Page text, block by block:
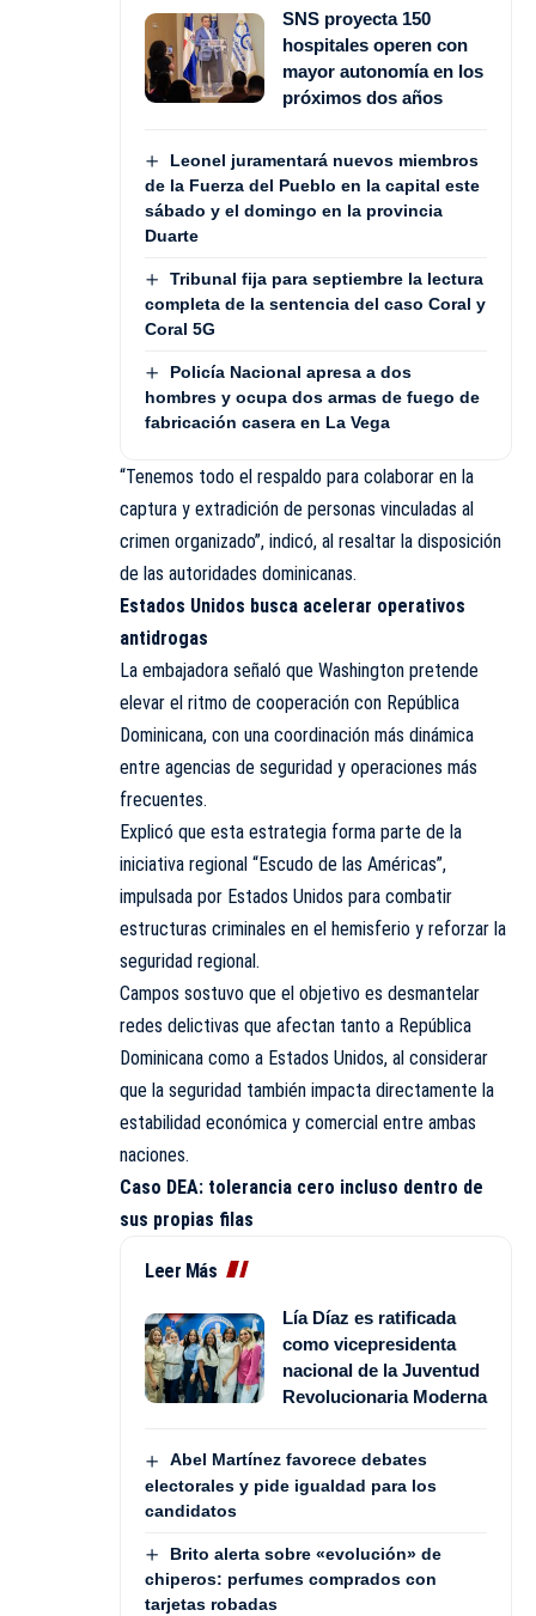
SNS proyecta 150
hospitales operen con
mayor autonomía en los
próximos dos años
Leonel juramentará nuevos miembros
de la Fuerza del Pueblo en la capital este
sábado y el domingo en la provincia
Duarte
Tribunal fija para septiembre la lectura
completa de la sentencia del caso Coral y
Coral 5G
Policía Nacional apresa a dos
hombres y ocupa dos armas de fuego de
fabricación casera en La Vega
“Tenemos todo el respaldo para colaborar en la
captura y extradición de personas vinculadas al
crimen organizado”, indicó, al resaltar la disposición
de las autoridades dominicanas.
Estados Unidos busca acelerar operativos
antidrogas
La embajadora señaló que Washington pretende
elevar el ritmo de cooperación con República
Dominicana, con una coordinación más dinámica
entre agencias de seguridad y operaciones más
frecuentes.
Explicó que esta estrategia forma parte de la
iniciativa regional “Escudo de las Américas”,
impulsada por Estados Unidos para combatir
estructuras criminales en el hemisferio y reforzar la
seguridad regional.
Campos sostuvo que el objetivo es desmantelar
redes delictivas que afectan tanto a República
Dominicana como a Estados Unidos, al considerar
que la seguridad también impacta directamente la
estabilidad económica y comercial entre ambas
naciones.
Caso DEA: tolerancia cero incluso dentro de
sus propias filas
Leer Más
Lía Díaz es ratificada
como vicepresidenta
nacional de la Juventud
Revolucionaria Moderna
Abel Martínez favorece debates
electorales y pide igualdad para los
candidatos
Brito alerta sobre «evolución» de
chiperos: perfumes comprados con
tarjetas robadas